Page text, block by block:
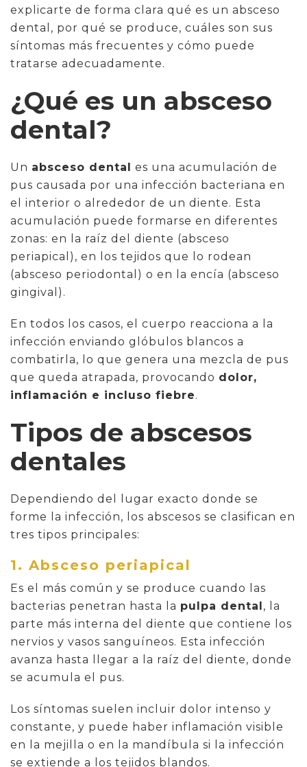
explicarte de forma clara qué es un absceso
dental, por qué se produce, cuáles son sus
síntomas más frecuentes y cómo puede
tratarse adecuadamente.
¿Qué es un absceso
dental?
Un absceso dental es una acumulación de
pus causada por una infección bacteriana en
el interior o alrededor de un diente. Esta
acumulación puede formarse en diferentes
zonas: en la raíz del diente (absceso
periapical), en los tejidos que lo rodean
(absceso periodontal) o en la encía (absceso
gingival).
En todos los casos, el cuerpo reacciona a la
infección enviando glóbulos blancos a
combatirla, lo que genera una mezcla de pus
que queda atrapada, provocando dolor,
inflamación e incluso fiebre.
Tipos de abscesos
dentales
Dependiendo del lugar exacto donde se
forme la infección, los abscesos se clasifican en
tres tipos principales:
1. Absceso periapical
Es el más común y se produce cuando las
bacterias penetran hasta la pulpa dental, la
parte más interna del diente que contiene los
nervios y vasos sanguíneos. Esta infección
avanza hasta llegar a la raíz del diente, donde
se acumula el pus.
Los síntomas suelen incluir dolor intenso y
constante, y puede haber inflamación visible
en la mejilla o en la mandíbula si la infección
se extiende a los tejidos blandos.